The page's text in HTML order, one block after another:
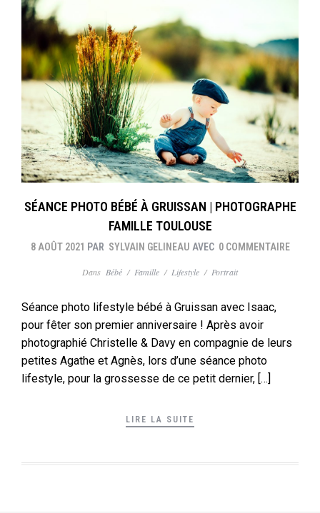
SÉANCE PHOTO BÉBÉ À GRUISSAN | PHOTOGRAPHE
FAMILLE TOULOUSE
8 AOÛT 2021 PAR SYLVAIN GELINEAU AVEC 0 COMMENTAIRE
Dans Bébé / Famille / Lifestyle / Portrait
Séance photo lifestyle bébé à Gruissan avec Isaac,
pour fêter son premier anniversaire ! Après avoir
photographié Christelle & Davy en compagnie de leurs
petites Agathe et Agnès, lors d’une séance photo
lifestyle, pour la grossesse de ce petit dernier, […]
LIRE LA SUITE